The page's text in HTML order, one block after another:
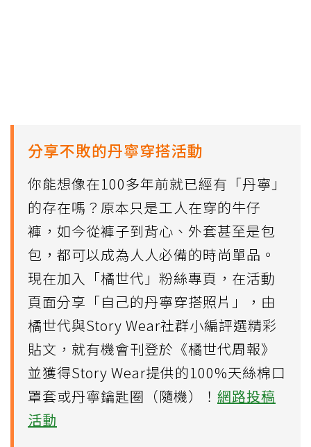
分享不敗的丹寧穿搭活動
你能想像在100多年前就已經有「丹寧」
的存在嗎？原本只是工人在穿的牛仔
褲，如今從褲子到背心、外套甚至是包
包，都可以成為人人必備的時尚單品。
現在加入「橘世代」粉絲專頁，在活動
頁面分享「自己的丹寧穿搭照片」，由
橘世代與Story Wear社群小編評選精彩
貼文，就有機會刊登於《橘世代周報》
並獲得Story Wear提供的100%天絲棉口
罩套或丹寧鑰匙圈（隨機）！ 網路投稿
活動